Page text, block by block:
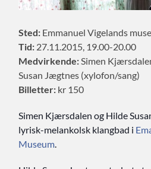
Sted: Emmanuel Vigelands
Tid: 27.11.2015, 19.00-20.00
Medvirkende:Simen
Susan Jægtnes (xylofon/sang)
Billetter: kr 150
Simen Kjærsdalen og Hilde
lyrisk-melankolsk klangbad i
Museum.